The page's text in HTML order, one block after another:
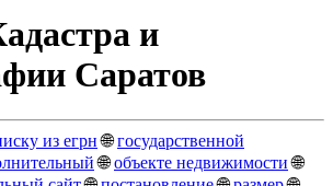
и
Саратов
из егрн🌐государственной
🌐объекте недвижимости🌐